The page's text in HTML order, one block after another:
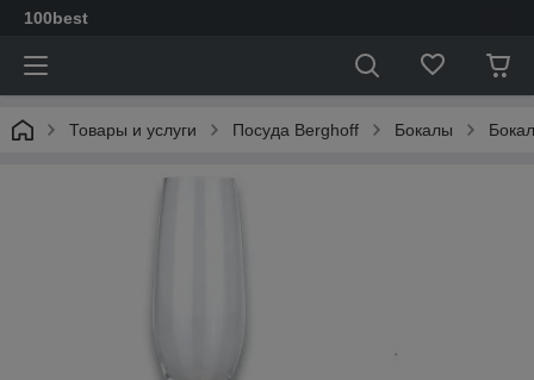
100best
Товары и услуги Посуда Berghoff Бокалы